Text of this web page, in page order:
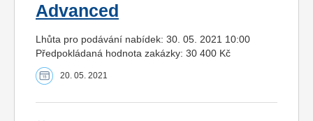
Advanced
Lhůta pro podávání nabídek: 30. 05. 2021 10:00
Předpokládaná hodnota zakázky: 30 400 Kč
20. 05. 2021